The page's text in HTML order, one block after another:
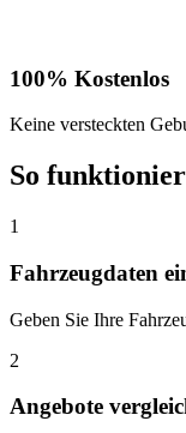
100% Kostenlos
Keine versteckten
So
1
Fahrzeugdaten
Geben Sie Ihre
2
Angebote